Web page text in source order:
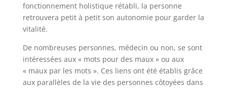
fonctionnement holistique rétabli, la personne
retrouvera petit à petit son autonomie pour garder la
vitalité.
De nombreuses personnes, médecin ou non, se sont
intéressées aux « mots pour des maux » ou aux
« maux par les mots ». Ces liens ont été établis grâce
aux parallèles de la vie des personnes côtoyées dans